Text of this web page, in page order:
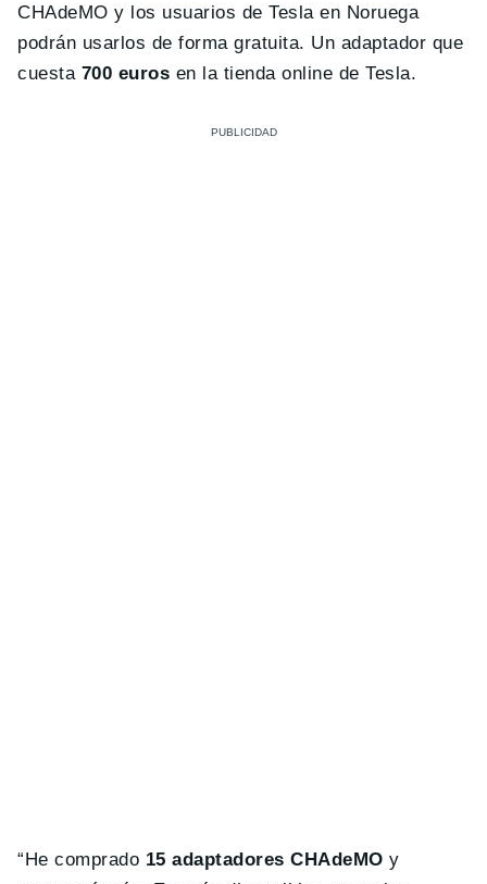
CHAdeMO y los usuarios de Tesla en Noruega
podrán usarlos de forma gratuita. Un adaptador que
cuesta 700 euros en la tienda online de Tesla.
“He comprado 15 adaptadores CHAdeMO y